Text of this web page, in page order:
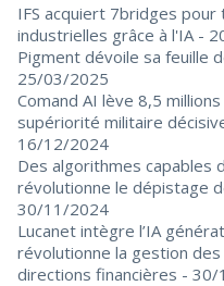
IFS acquiert 7bridges
industrielles grâce à l'IA -
Pigment dévoile sa feuille
25/03/2025
Comand AI lève 8,5
supériorité militaire
16/12/2024
Des algorithmes capables
révolutionne le dépistage
30/11/2024
Lucanet intègre l’IA
révolutionne la gestion
directions financières - 30/